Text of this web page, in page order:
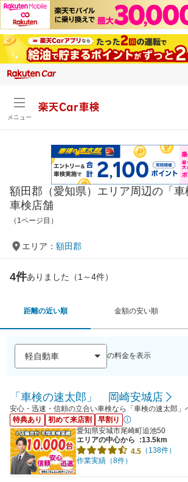
メニュー
楽天Car車検
額田郡（愛知県）エリア周辺の「
車検店舗
（1ページ目）
エリア： 額田郡
4件ありました（1～4件）
距離の近い順 金額の安い順
の料金を表示
「車検の速太郎」 岡崎安城店
安心・迅速・信頼の立合い車検なら「車検の速太郎」
特典あり
初めて来店割
早割り
愛知県安城市尾崎町追池50
エリアの中心から
:13.5km
4.5 （138件）
作業実績（8件）